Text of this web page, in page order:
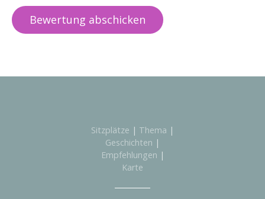
Sitzplätze | Thema |
Geschichten |
Empfehlungen |
Karte